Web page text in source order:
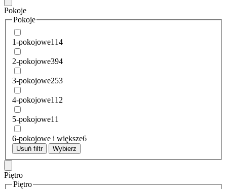
Pokoje
Pokoje
1-pokojowe114
2-pokojowe394
3-pokojowe253
4-pokojowe112
5-pokojowe11
6-pokojowe i większe6
Usuń filtr Wybierz
Piętro
Piętro